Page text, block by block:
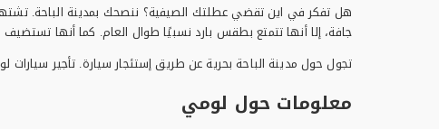
هل تفكر في اين تقضي عطلتك الصيفية؟ ننصحك بمدينة الباحة. تشتهر
جافة، إلا أنها تتمتع بطقس بارد نسبيًا طوال العام. كما أنها
تجول حول مدينة الباحة بحرية عن طريق إستئجار سيارة. تأجير
معلومات حول لومي